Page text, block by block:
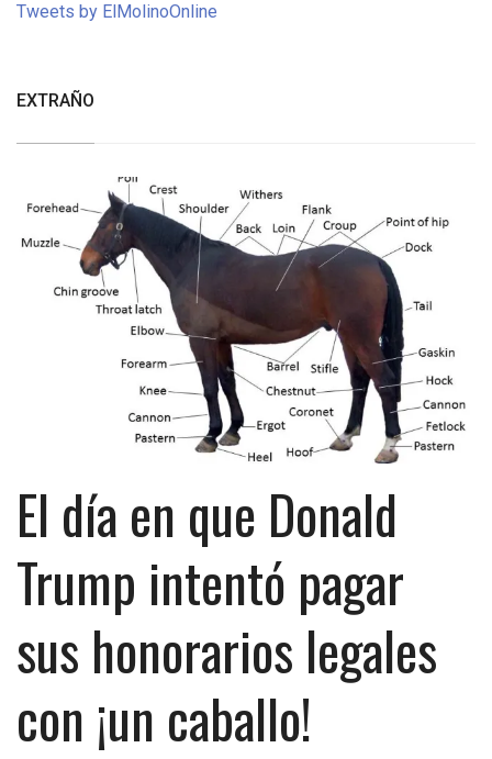
Tweets by ElMolinoOnline
EXTRAÑO
El día en que Donald
Trump intentó pagar
sus honorarios legales
con ¡un caballo!